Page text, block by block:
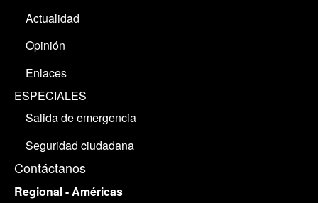
Actualidad
Opinión
Enlaces
ESPECIALES
Salida de emergencia
Seguridad ciudadana
Contáctanos
Regional - Américas